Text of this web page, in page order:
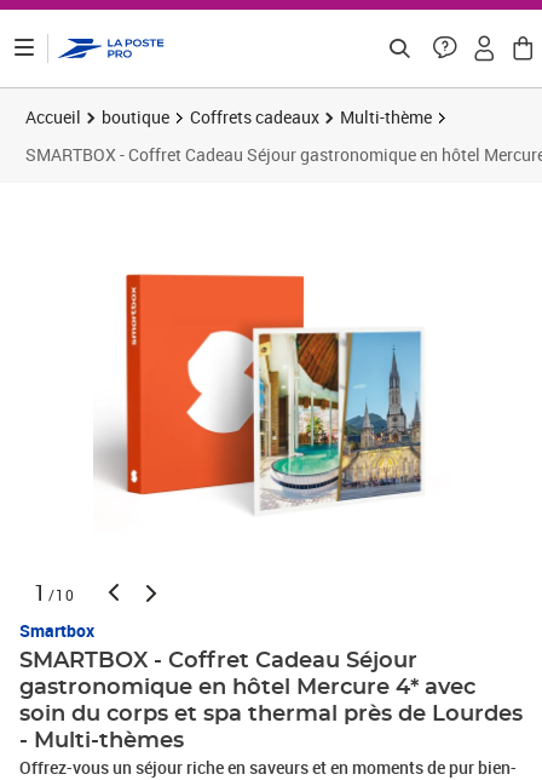
Accueil boutique Coffrets cadeaux
Multi-thème
SMARTBOX - Coffret Cadeau Séjour gastronomique en hôtel
1 /10
Smartbox
SMARTBOX - Coffret Cadeau Séjour
gastronomique en hôtel Mercure 4* avec
soin du corps et spa thermal près de Lourdes
- Multi-thèmes
Offrez-vous un séjour riche en saveurs et en moments de pur bien-